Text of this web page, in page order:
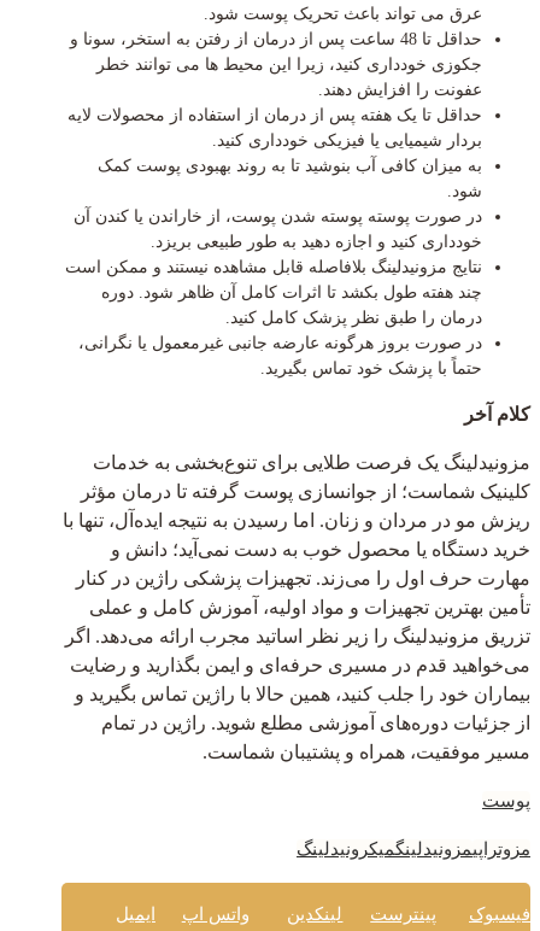
عرق می تواند باعث تحریک پوست شود.
حداقل تا 48 ساعت پس از درمان از رفتن به استخر، سونا و
جکوزی خودداری کنید، زیرا این محیط ها می توانند خطر
عفونت را افزایش دهند.
حداقل تا یک هفته پس از درمان از استفاده از محصولات لایه
بردار شیمیایی یا فیزیکی خودداری کنید.
به میزان کافی آب بنوشید تا به روند بهبودی پوست کمک
شود.
در صورت پوسته پوسته شدن پوست، از خاراندن یا کندن آن
خودداری کنید و اجازه دهید به طور طبیعی بریزد.
نتایج مزونیدلینگ بلافاصله قابل مشاهده نیستند و ممکن است
چند هفته طول بکشد تا اثرات کامل آن ظاهر شود. دوره
درمان را طبق نظر پزشک کامل کنید.
در صورت بروز هرگونه عارضه جانبی غیرمعمول یا نگرانی،
حتماً با پزشک خود تماس بگیرید.
کلام آخر
مزونیدلینگ یک فرصت طلایی برای تنوع‌بخشی به خدمات
کلینیک شماست؛ از جوانسازی پوست گرفته تا درمان مؤثر
ریزش مو در مردان و زنان. اما رسیدن به نتیجه ایده‌آل، تنها با
خرید دستگاه یا محصول خوب به دست نمی‌آید؛ دانش و
مهارت حرف اول را می‌زند. تجهیزات پزشکی راژین در کنار
تأمین بهترین تجهیزات و مواد اولیه، آموزش کامل و عملی
تزریق مزونیدلینگ را زیر نظر اساتید مجرب ارائه می‌دهد. اگر
می‌خواهید قدم در مسیری حرفه‌ای و ایمن بگذارید و رضایت
بیماران خود را جلب کنید، همین حالا با راژین تماس بگیرید و
از جزئیات دوره‌های آموزشی مطلع شوید. راژین در تمام
مسیر موفقیت، همراه و پشتیبان شماست.
پوست
مزوتراپیمزونیدلینگمیکرونیدلینگ
فیسبوک پینترست لینکدین واتس اپ ایمیل